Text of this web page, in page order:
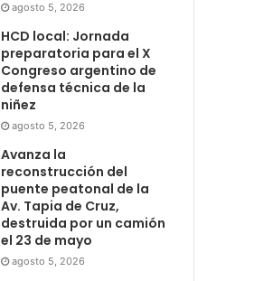
agosto 5, 2026
HCD local: Jornada
preparatoria para el X
Congreso argentino de
defensa técnica de la
niñez
agosto 5, 2026
Avanza la
reconstrucción del
puente peatonal de la
Av. Tapia de Cruz,
destruida por un camión
el 23 de mayo
agosto 5, 2026